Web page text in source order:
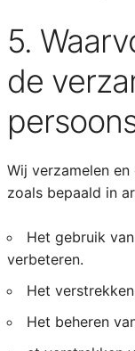
5.
de
Wij verzamelen
zoals bepaald in
Het gebruik
verbeteren.
Het
Het beheren